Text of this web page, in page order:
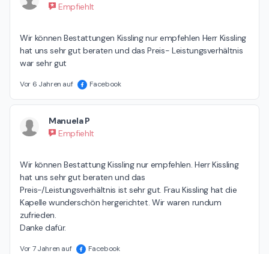
Empfiehlt
Wir können Bestattungen Kissling nur empfehlen Herr Kissling
hat uns sehr gut beraten und das Preis- Leistungsverhältnis
war sehr gut
Vor 6 Jahren auf Facebook
Manuela P
Empfiehlt
Wir können Bestattung Kissling nur empfehlen. Herr Kissling
hat uns sehr gut beraten und das
Preis-/Leistungsverhältnis ist sehr gut. Frau Kissling hat die
Kapelle wunderschön hergerichtet. Wir waren rundum
zufrieden.
Danke dafür.
Vor 7 Jahren auf Facebook